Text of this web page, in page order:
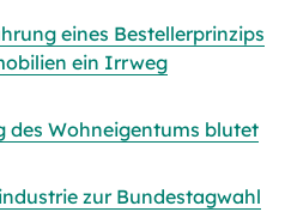
eines Bestellerprinzips
ein Irrweg
des Wohneigentums blutet
zur Bundestagwahl